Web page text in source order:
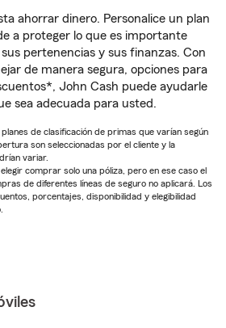
ahorrar dinero. Personalice un plan
a proteger lo que es importante
pertenencias y sus finanzas. Con
de manera segura, opciones para
John Cash puede ayudarle
sea adecuada para usted.
de clasificación de primas que varían según
son seleccionadas por el cliente y la
variar.
comprar solo una póliza, pero en ese caso el
de diferentes líneas de seguro no aplicará. Los
porcentajes, disponibilidad y elegibilidad